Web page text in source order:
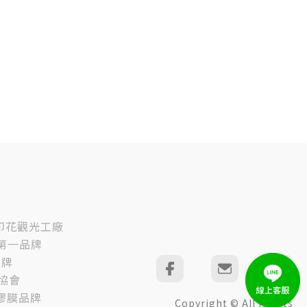
花觀光工廠
一品牌
會
膜品牌
Copyright © All Rights